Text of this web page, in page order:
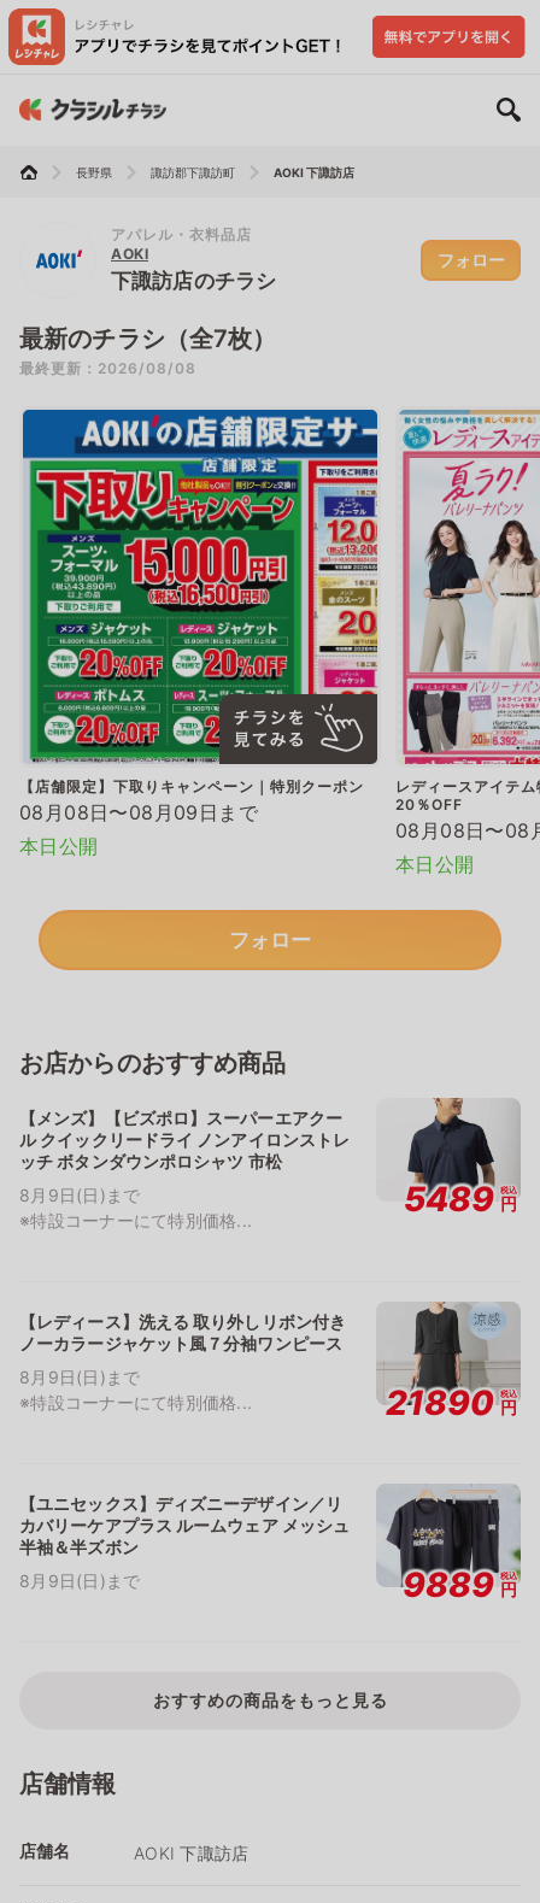
長野県 諏訪郡下諏訪町 AOKI 下諏訪店
アパレル・衣料品店
AOKI
下諏訪店のチラシ
フォロー
最新のチラシ（全7枚）
最終更新：2026/08/08
【店舗限定】下取りキャンペーン｜特別クーポン
08月08日〜08月09日まで
本日公開
レディースアイテ
20％OFF
08月08日〜08
本日公開
フォロー
お店からのおすすめ商品
【メンズ】【ビズポロ】スーパーエアクー
ル クイックリードライ ノンアイロンストレ
ッチ ボタンダウンポロシャツ 市松
8月9日(日)まで
※特設コーナーにて特別価格...
5489 税込
円
【レディース】洗える 取り外しリボン付き
ノーカラージャケット風７分袖ワンピース
8月9日(日)まで
※特設コーナーにて特別価格...
21890 税込
円
【ユニセックス】ディズニーデザイン／リ
カバリーケアプラス ルームウェア メッシュ
半袖＆半ズボン
8月9日(日)まで
9889 税込
円
おすすめの商品をもっと見る
店舗情報
店舗名 AOKI 下諏訪店